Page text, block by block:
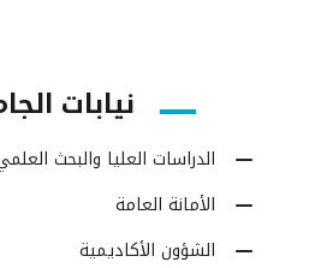
نيابات
الدراسات العليا والبحث
الأمانة العامة
الشؤون الأكاديمية